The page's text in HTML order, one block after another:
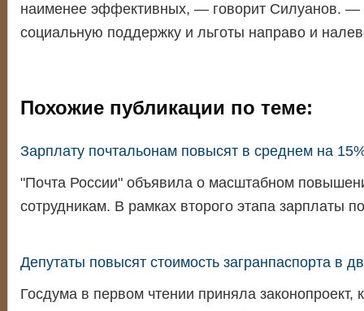
наименее эффективных, — говорит Силуанов.
социальную поддержку и льготы направо и
Похожие публикации по теме:
Зарплату почтальонам повысят в среднем на
"Почта России" объявила о масштабном
сотрудникам. В рамках второго этапа зарплаты
Депутаты повысят стоимость загранпаспорта в
Госдума в первом чтении приняла законопроект,